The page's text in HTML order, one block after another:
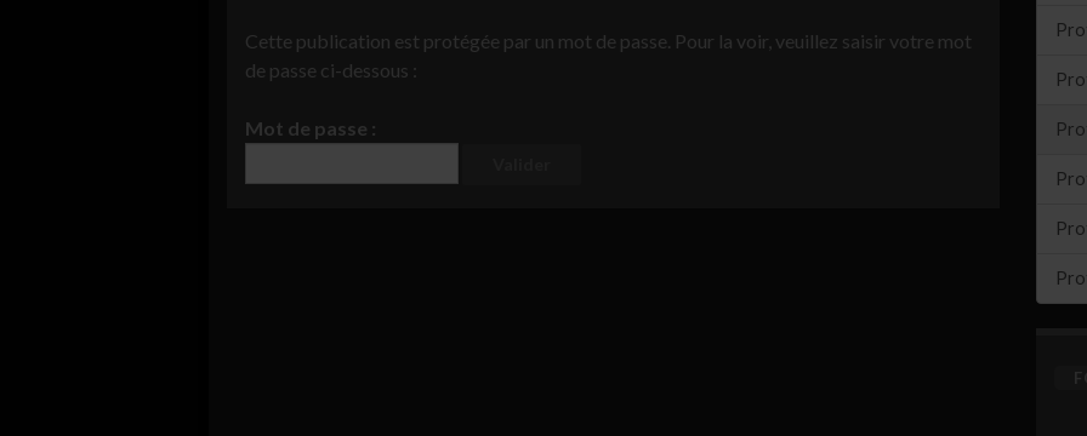
Cette publication est protégée par un mot de passe. Pour la voir, veuillez saisir votre mot
de passe ci-dessous :
Mot de passe :